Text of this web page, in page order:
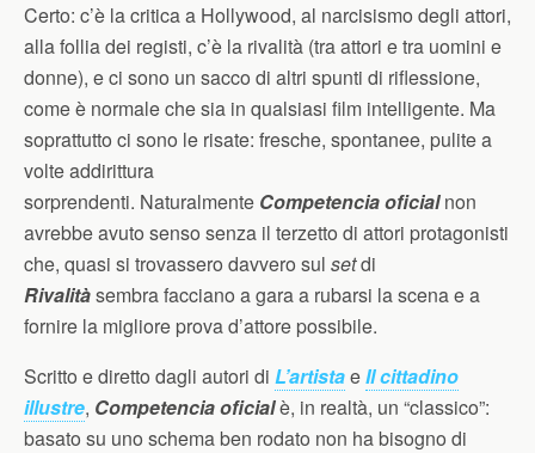
Certo: c’è la critica a Hollywood, al narcisismo degli attori,
alla follia dei registi, c’è la rivalità (tra attori e tra uomini e
donne), e ci sono un sacco di altri spunti di riflessione,
come è normale che sia in qualsiasi film intelligente. Ma
soprattutto ci sono le risate: fresche, spontanee, pulite a
volte addirittura
sorprendenti. Naturalmente Competencia oficialnon
avrebbe avuto senso senza il terzetto di attori protagonisti
che, quasi si trovassero davvero sul setdi
Rivalitàsembra facciano a gara a rubarsi la scena e a
fornire la migliore prova d’attore possibile.
Scritto e diretto dagli autori di L’artistaeIl cittadino
illustre, Competencia oficialè, in realtà, un “classico”:
basato su uno schema ben rodato non ha bisogno di